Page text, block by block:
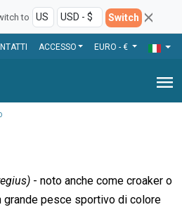
to Switch
ACCESSO EURO - €
menu
- noto anche come croaker o
grande pesce sportivo di colore